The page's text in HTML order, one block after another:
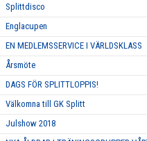
Splittdisco
Englacupen
EN MEDLEMSSERVICE I VÄRLDSKLASS
Årsmöte
DAGS FÖR SPLITTLOPPIS!
Välkomna till GK Splitt
Julshow 2018